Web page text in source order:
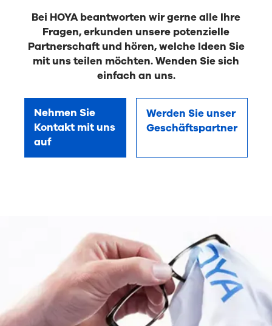
Bei HOYA beantworten wir gerne alle Ihre
Fragen, erkunden unsere potenzielle
Partnerschaft und hören, welche Ideen Sie
mit uns teilen möchten. Wenden Sie sich
einfach an uns.
Nehmen Sie
Kontakt mit uns
auf
Werden Sie unser
Geschäftspartner